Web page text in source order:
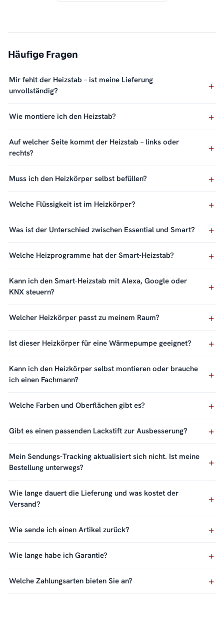
Häufige Fragen
Mir fehlt der Heizstab – ist meine Lieferung
unvollständig?
Wie montiere ich den Heizstab?
Auf welcher Seite kommt der Heizstab – links oder
rechts?
Muss ich den Heizkörper selbst befüllen?
Welche Flüssigkeit ist im Heizkörper?
Was ist der Unterschied zwischen Essential und Smart?
Welche Heizprogramme hat der Smart-Heizstab?
Kann ich den Smart-Heizstab mit Alexa, Google oder
KNX steuern?
Welcher Heizkörper passt zu meinem Raum?
Ist dieser Heizkörper für eine Wärmepumpe geeignet?
Kann ich den Heizkörper selbst montieren oder brauche
ich einen Fachmann?
Welche Farben und Oberflächen gibt es?
Gibt es einen passenden Lackstift zur Ausbesserung?
Mein Sendungs-Tracking aktualisiert sich nicht. Ist meine
Bestellung unterwegs?
Wie lange dauert die Lieferung und was kostet der
Versand?
Wie sende ich einen Artikel zurück?
Wie lange habe ich Garantie?
Welche Zahlungsarten bieten Sie an?